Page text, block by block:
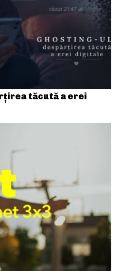
tăcută a erei